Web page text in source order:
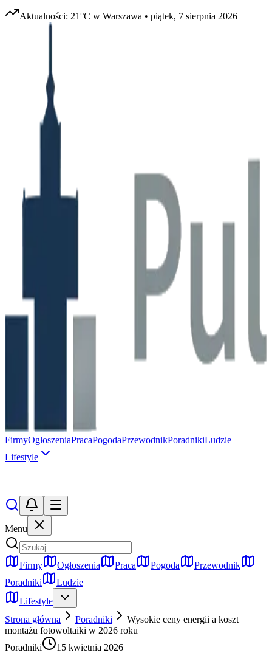
Aktualności: 21°C w Warszawa • piątek, 7 sierpnia 2026
FirmyOgłoszeniaPracaPogodaPrzewodnikPoradnikiLudzie
Lifestyle
Menu
Firmy Ogłoszenia Praca Pogoda
Przewodnik
Poradniki
Ludzie
Lifestyle
Strona główna
Poradniki
Wysokie ceny energii a koszt
montażu fotowoltaiki w 2026 roku
Poradniki
15 kwietnia 2026